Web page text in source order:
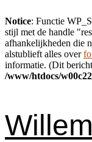
Notice: Functie
stijl met de handle
afhankelijkheden die
alstublieft alles over
informatie. (Dit
/www/htdocs/